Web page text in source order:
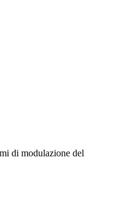
di modulazione del